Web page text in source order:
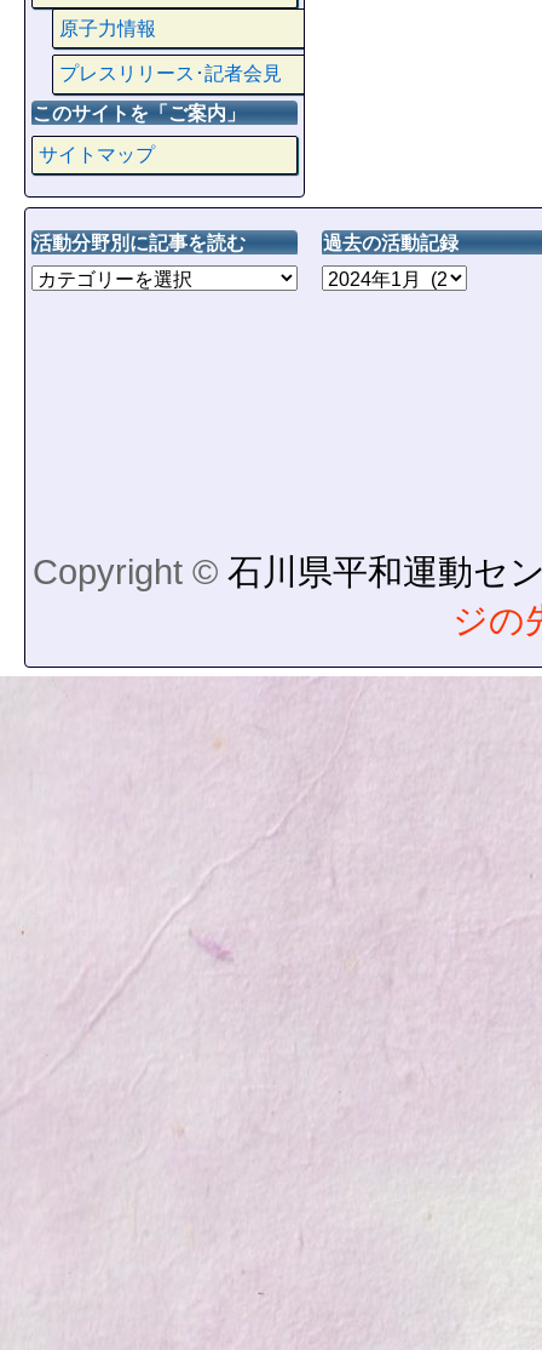
原子力情報
プレスリリース･記者会見
このサイトを「ご案内」
サイトマップ
活動分野別に記事を読む 過去の活動記録
Copyright © 石川県平和運動セ
ジの